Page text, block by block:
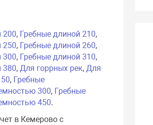
200, Гребные длиной 210,
250, Гребные длиной 260,
300, Гребные длиной 310,
380, Для горрных рек, Для
, Гребные
300, Гребные
450.
в Кемерово с